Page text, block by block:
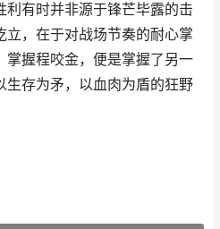
利有时并非源于锋芒毕露的击
立，在于对战场节奏的耐心掌
掌握程咬金，便是掌握了另一
生存为矛，以血肉为盾的狂野